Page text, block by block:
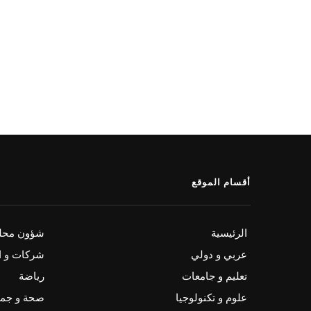
أقسام الموقع
الرئيسية
شؤون
عربي و دولي
شركات و
تعليم و جامعات
رياضة
علوم و تكنولوجيا
صحة و